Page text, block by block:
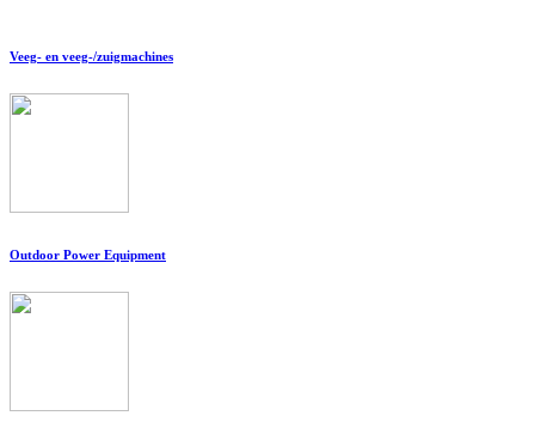
Veeg- en veeg-/zuigmachines
Outdoor Power Equipment